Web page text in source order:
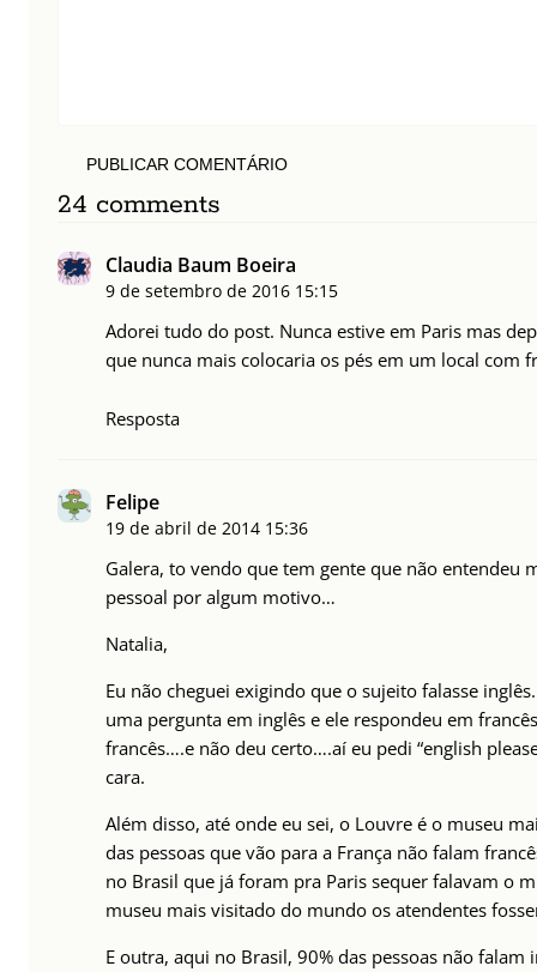
PUBLICAR COMENTÁRIO
24 comments
Claudia Baum Boeira
9 de setembro de 2016 15:15
Adorei tudo do post. Nunca estive em Paris mas
que nunca mais colocaria os pés em um local com
Resposta
Felipe
19 de abril de 2014 15:36
Galera, to vendo que tem gente que não
pessoal por algum motivo…
Natalia,
Eu não cheguei exigindo que o sujeito falasse
uma pergunta em inglês e ele respondeu em
francês….e não deu certo….aí eu pedi “english
cara.
Além disso, até onde eu sei, o Louvre é o museu
das pessoas que vão para a França não falam
no Brasil que já foram pra Paris sequer falavam o
museu mais visitado do mundo os atendentes
E outra, aqui no Brasil, 90% das pessoas não